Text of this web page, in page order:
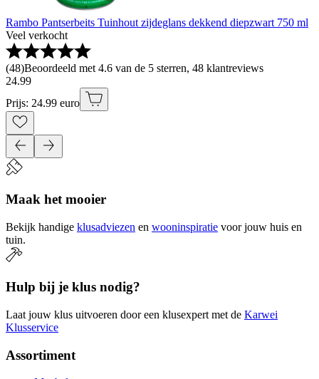
Rambo Pantserbeits Tuinhout zijdeglans dekkend diepzwart 750 ml
Veel verkocht
(48)Beoordeeld met 4.6 van de 5 sterren, 48 klantreviews
24.99
Prijs: 24.99 euro
Maak het mooier
Bekijk handige klusadviezen en wooninspiratie voor jouw huis en
tuin.
Hulp bij je klus nodig?
Laat jouw klus uitvoeren door een klusexpert met de Karwei
Klusservice
Assortiment